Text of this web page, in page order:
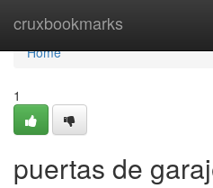
cruxbookmarks
Home
Home
1
puertas de